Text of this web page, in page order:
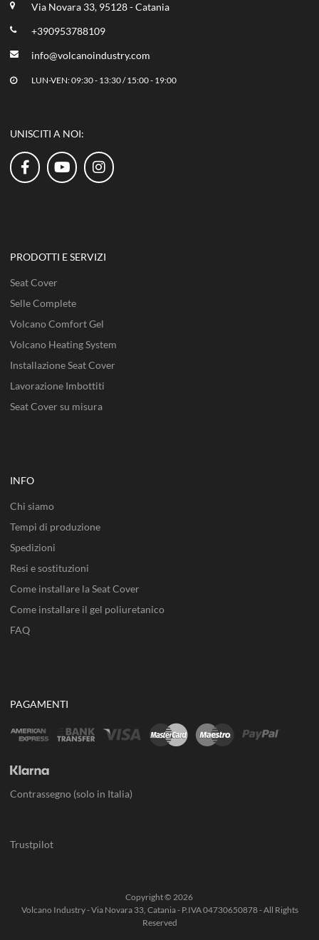
Via Novara 33, 95128 - Catania
+390953788109
info@volcanoindustry.com
LUN-VEN: 09:30 - 13:30 / 15:00 - 19:00
UNISCITI A NOI:
PRODOTTI E SERVIZI
Seat Cover
Selle Complete
Volcano Comfort Gel
Volcano Heating System
Installazione Seat Cover
Lavorazione Imbottiti
Seat Cover su misura
INFO
Chi siamo
Tempi di produzione
Spedizioni
Resi e sostituzioni
Come installare la Seat Cover
Come installare il gel poliuretanico
FAQ
PAGAMENTI
Contrassegno (solo in Italia)
Trustpilot
Copyright © 2026
Volcano Industry - Via Novara 33, Catania - P.IVA 04730650878 - All Rights
Reserved